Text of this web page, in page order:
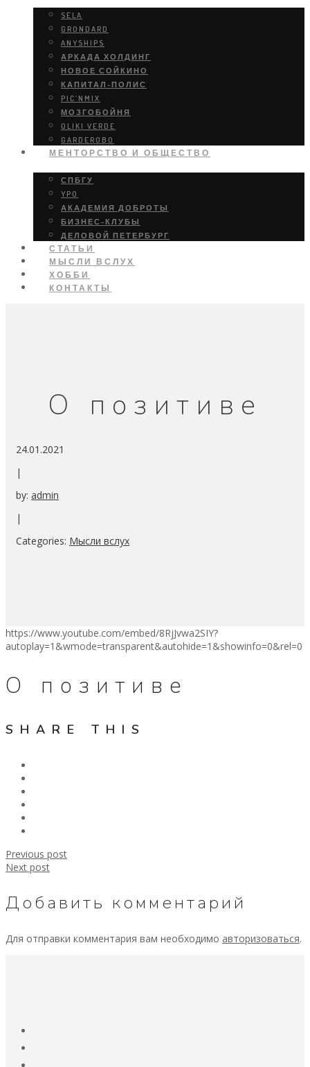
SELA
GRONDARD
ANYSHIPS
АРКАДА ХОЛДИНГ
НОВОЕ СОЙКИНО
КАПИТАЛ-ПОЛИС
PIC’NMIX
МОЗГОБОЙНЯ
OLIKI VERDE
GARDEROBO
МЕНТОРСТВО И ОБЩЕСТВО
СПБГУ
YPO
АКАДЕМИЯ ДОБРОТЫ
БИЗНЕС-КЛУБЫ
ДЕЛОВОЙ ПЕТЕРБУРГ
СТАТЬИ
МЫСЛИ ВСЛУХ
ХОББИ
КОНТАКТЫ
О позитиве
24.01.2021
|
by: admin
|
Categories: Мысли вслух
https://www.youtube.com/embed/8RjJvwa2SIY?
autoplay=1&wmode=transparent&autohide=1&showinfo=0&rel=0
О позитиве
SHARE THIS
Previous post
Next post
Добавить комментарий
Для отправки комментария вам необходимо авторизоваться.